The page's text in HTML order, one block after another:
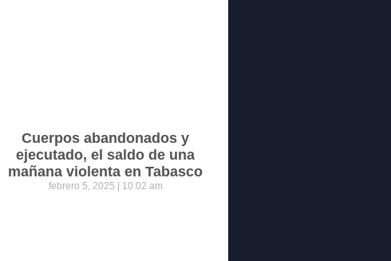
Cuerpos abandonados y
ejecutado, el saldo de una
mañana violenta en Tabasco
febrero 5, 2025 10:02 am